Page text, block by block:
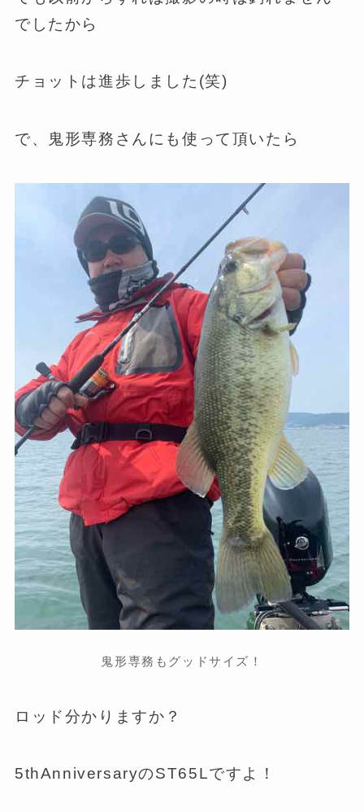
でしたから
チョットは進歩しました(笑)
で、鬼形専務さんにも使って頂いたら
鬼形専務もグッドサイズ！
ロッド分かりますか？
5thAnniversaryのST65Lですよ！